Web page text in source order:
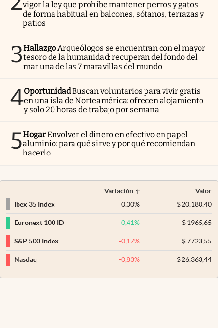
vigor la ley que prohíbe mantener perros y gatos
de forma habitual en balcones, sótanos, terrazas y
patios
3Hallazgo Arqueólogos se encuentran con el mayor
tesoro de la humanidad: recuperan del fondo del
mar una de las 7 maravillas del mundo
4OportunidadBuscan voluntarios para vivir gratis
en una isla de Norteamérica: ofrecen alojamiento
y solo 20 horas de trabajo por semana
5HogarEnvolver el dinero en efectivo en papel
aluminio: para qué sirve y por qué recomiendan
hacerlo
Variación
Valor
Ibex 35 Index
0,00% $20.180,40
Euronext 100 ID 0,41% $1965,65
S&P 500 Index -0,17% $7723,55
Nasdaq -0,83% $26.363,44